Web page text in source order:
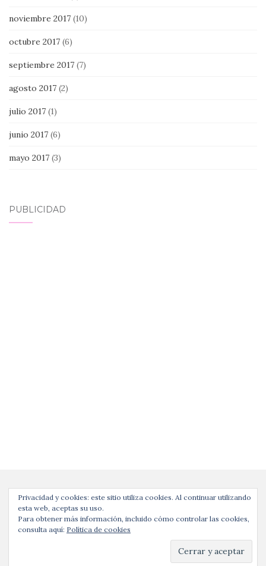
noviembre 2017 (10)
octubre 2017 (6)
septiembre 2017 (7)
agosto 2017 (2)
julio 2017 (1)
junio 2017 (6)
mayo 2017 (3)
PUBLICIDAD
Copyright © | evaevuxxy
Privacidad y cookies: este sitio utiliza cookies. Al continuar utilizando
esta web, aceptas su uso.
Para obtener más información, incluido cómo controlar las cookies,
consulta aquí: Política de cookies